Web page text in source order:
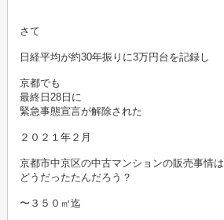
さて
日経平均が約30年振りに3万円台を記録し
京都でも
最終日28日に
緊急事態宣言が解除された
２０２１年２月
京都市中京区の中古マンションの販売事情は
どうだったたんだろう？
〜３５０㎡迄